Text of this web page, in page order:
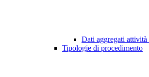
Dati aggregati attività
Tipologie di procedimento